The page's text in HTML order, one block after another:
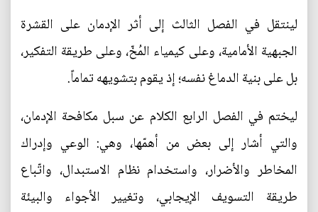
لينتقل في الفصل الثالث إلى أثر الإدمان على القشرة
الجبهية الأمامية، وعلى كيمياء المُخّ، وعلى طريقة التفكير،
بل على بنية الدماغ نفسه؛ إذ يقوم بتشويهه تماماً.
ليختم في الفصل الرابع الكلام عن سبل مكافحة الإدمان،
والتي أشار إلى بعض من أهمّها، وهي: الوعي وإدراك
المخاطر والأضرار، واستخدام نظام الاستبدال، واتّباع
طريقة التسويف الإيجابي، وتغيير الأجواء والبيئة